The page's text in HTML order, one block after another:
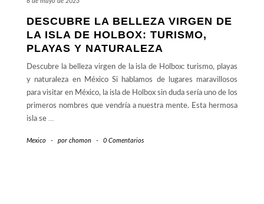
DESCUBRE LA BELLEZA VIRGEN DE
LA ISLA DE HOLBOX: TURISMO,
PLAYAS Y NATURALEZA
Descubre la belleza virgen de la isla de Holbox: turismo, playas
y naturaleza en México Si hablamos de lugares maravillosos
para visitar en México, la isla de Holbox sin duda sería uno de los
primeros nombres que vendría a nuestra mente. Esta hermosa
isla se …
Mexico - por chomon - 0 Comentarios